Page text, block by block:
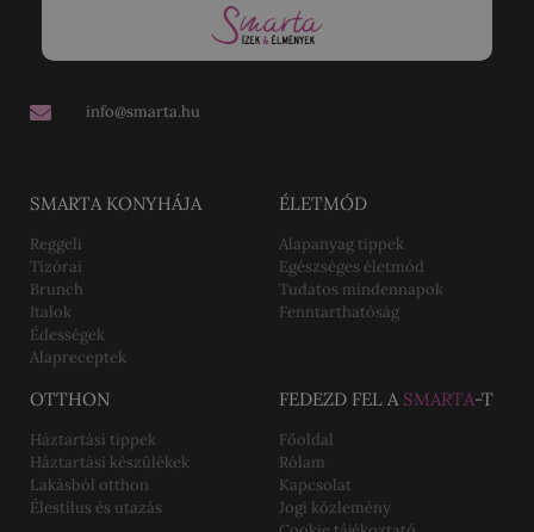
info@smarta.hu
SMARTA KONYHÁJA
Reggeli
Tízórai
Brunch
Italok
Édességek
Alapreceptek
ÉLETMÓD
Alapanyag tippek
Egészséges életmód
Tudatos mindennapok
Fenntarthatóság
OTTHON
Háztartási tippek
Háztartási készülékek
Lakásból otthon
Élestílus és utazás
FEDEZD FEL A SMARTA-T
Főoldal
Rólam
Kapcsolat
Jogi közlemény